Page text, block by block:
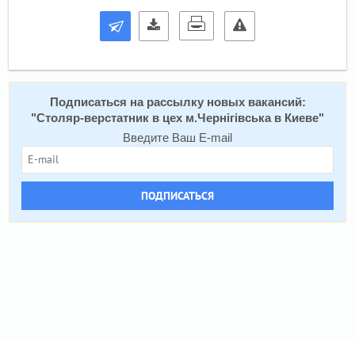
Подписаться на расcылку новых вакансий:
"Столяр-верстатник в цех м.Чернігівська в Киеве"
Введите Ваш E-mail
ПОДПИСАТЬСЯ